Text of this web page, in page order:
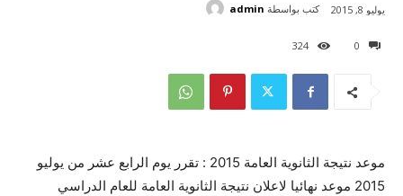
0
324
يوليو 8, 2015 كتب بواسطة admin
موعد نتيجة الثانوية العامة 2015 : تقرر يوم الرابع عشر من يوليو
2015 موعد نهائيا لاعلان نتيجة الثانوية العامة للعام الدراسي